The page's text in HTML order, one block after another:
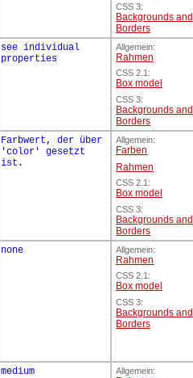
CSS 3:
Backgrounds and
Borders
see individual
properties
Allgemein:
Rahmen
CSS 2.1:
Box model
CSS 3:
Backgrounds and
Borders
Farbwert, der über
'color' gesetzt
ist.
Allgemein:
Farben
Rahmen
CSS 2.1:
Box model
CSS 3:
Backgrounds and
Borders
none Allgemein:
Rahmen
CSS 2.1:
Box model
CSS 3:
Backgrounds and
Borders
medium Allgemein: